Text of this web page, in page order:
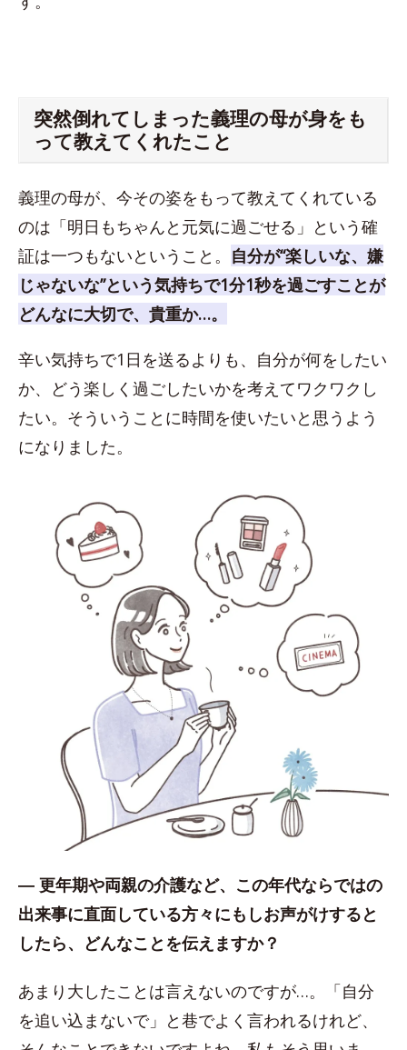
突然倒れてしまった義理の母が身をも
って教えてくれたこと
義理の母が、今その姿をもって教えてくれている
のは「明日もちゃんと元気に過ごせる」という確
証は一つもないということ。 自分が“楽しいな、嫌
じゃないな”という気持ちで1分1秒を過ごすことが
どんなに大切で、貴重か…。
辛い気持ちで1日を送るよりも、自分が何をしたい
か、どう楽しく過ごしたいかを考えてワクワクし
たい。そういうことに時間を使いたいと思うよう
になりました。
― 更年期や両親の介護など、この年代ならではの
出来事に直面している方々にもしお声がけすると
したら、どんなことを伝えますか？
あまり大したことは言えないのですが…。「自分
を追い込まないで」と巷でよく言われるけれど、